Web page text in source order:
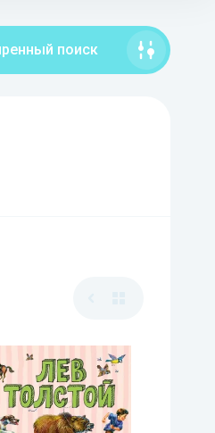
поиск